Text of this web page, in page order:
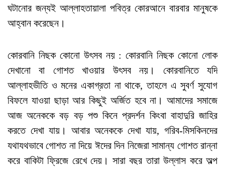
ঘটানোর জন্যই আল্লাহতায়ালা পবিত্র কোরআনে বারবার মানুষকে
আহ্বান করেছেন।
কোরবানি নিছক কোনো উৎসব নয় : কোরবানি নিছক কোনো লোক
দেখানো বা গোশত খাওয়ার উৎসব নয়। কোরবানিতে যদি
আল্লাহভীতি ও মনের একাগ্রতা না থাকে, তাহলে এ সুবর্ণ সুযোগ
বিফলে যাওয়া ছাড়া আর কিছুই অর্জিত হবে না। আমাদের সমাজে
আজ অনেককে বড় বড় পশু কিনে প্রদর্শন কিংবা বাহাদুরি জাহির
করতে দেখা যায়। আবার অনেককে দেখা যায়, গরিব-মিসকিনদের
যথাযথভাবে গোশত না দিয়ে ঈদের দিন নিজেরা সামান্য গোশত রান্না
করে বাকিটা ফ্রিজে রেখে দেয়। সারা বছর তারা উল্লাস করে অল্প